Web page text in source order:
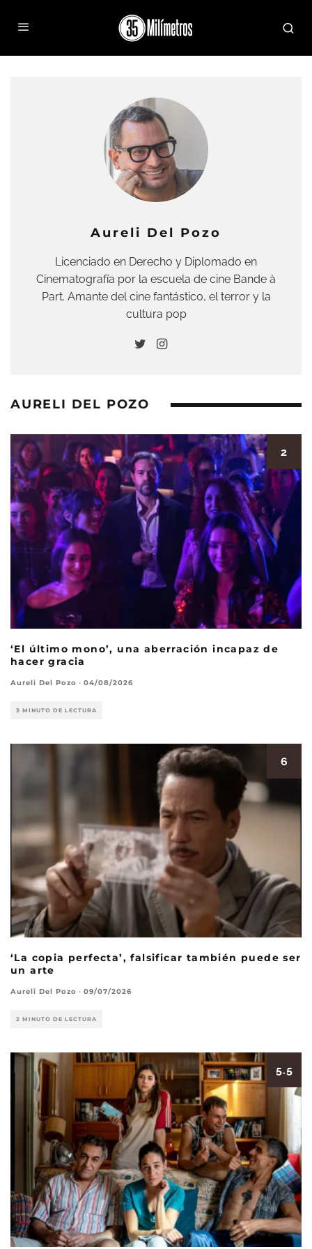
Aureli Del Pozo
Licenciado en Derecho y Diplomado en
Cinematografía por la escuela de cine Bande à
Part. Amante del cine fantástico, el terror y la
cultura pop
AURELI DEL POZO
2
‘El último mono’, una aberración incapaz de
hacer gracia
Aureli Del Pozo · 04/08/2026
3 MINUTO DE LECTURA
6
‘La copia perfecta’, falsificar también puede ser
un arte
Aureli Del Pozo · 09/07/2026
2 MINUTO DE LECTURA
5.5